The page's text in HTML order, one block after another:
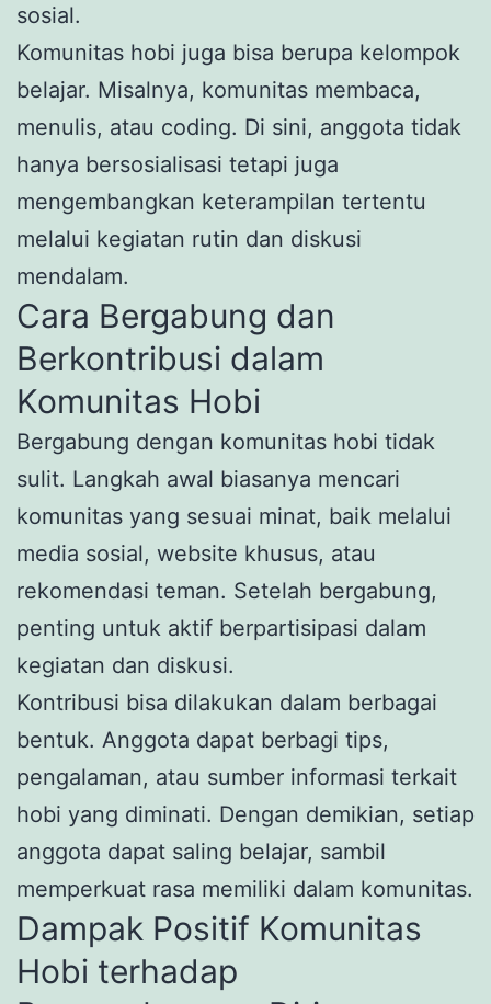
sosial.
Komunitas hobi juga bisa berupa kelompok
belajar. Misalnya, komunitas membaca,
menulis, atau coding. Di sini, anggota tidak
hanya bersosialisasi tetapi juga
mengembangkan keterampilan tertentu
melalui kegiatan rutin dan diskusi
mendalam.
Cara Bergabung dan
Berkontribusi dalam
Komunitas Hobi
Bergabung dengan komunitas hobi tidak
sulit. Langkah awal biasanya mencari
komunitas yang sesuai minat, baik melalui
media sosial, website khusus, atau
rekomendasi teman. Setelah bergabung,
penting untuk aktif berpartisipasi dalam
kegiatan dan diskusi.
Kontribusi bisa dilakukan dalam berbagai
bentuk. Anggota dapat berbagi tips,
pengalaman, atau sumber informasi terkait
hobi yang diminati. Dengan demikian, setiap
anggota dapat saling belajar, sambil
memperkuat rasa memiliki dalam komunitas.
Dampak Positif Komunitas
Hobi terhadap